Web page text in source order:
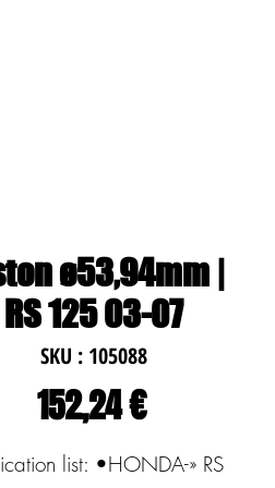
ø53,94mm |
RS 125 03-07
SKU : 105088
152,24 €Prix
list: •HONDA-» RS